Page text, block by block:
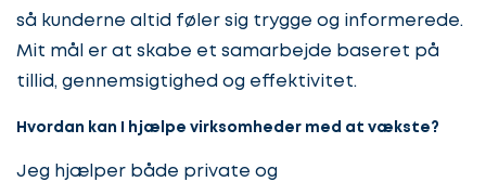
så kunderne altid føler sig trygge og informerede.
Mit mål er at skabe et samarbejde baseret på
tillid, gennemsigtighed og effektivitet.
Hvordan kan I hjælpe virksomheder med at vækste?
Jeg hjælper både private og